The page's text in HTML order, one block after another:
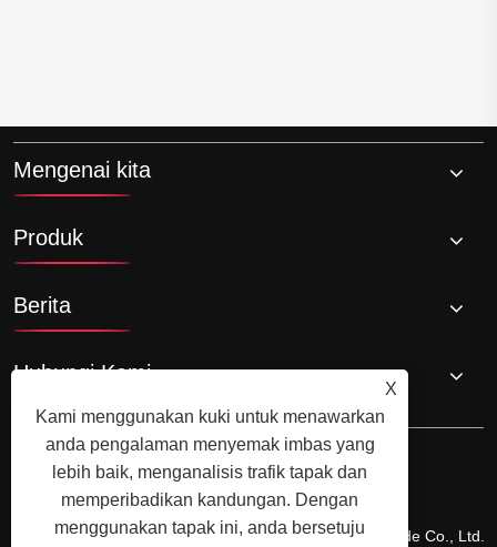
Mengenai kita
Produk
Berita
Hubungi Kami
Hakcipta © 2024 Xiamen Xiangxing Xin Industri dan Trade Co., Ltd.
X
Kami menggunakan kuki untuk menawarkan
anda pengalaman menyemak imbas yang
lebih baik, menganalisis trafik tapak dan
memperibadikan kandungan. Dengan
menggunakan tapak ini, anda bersetuju